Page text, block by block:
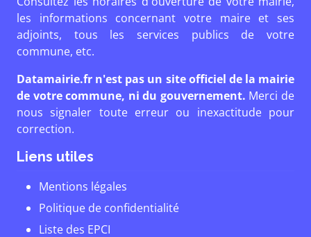
les informations concernant votre maire et ses
adjoints, tous les services publics de votre
commune, etc.
Datamairie.fr n'est pas un site officiel de la mairie
de votre commune, ni du gouvernement. Merci de
nous signaler toute erreur ou inexactitude pour
correction.
Liens utiles
Mentions légales
Politique de confidentialité
Liste des EPCI